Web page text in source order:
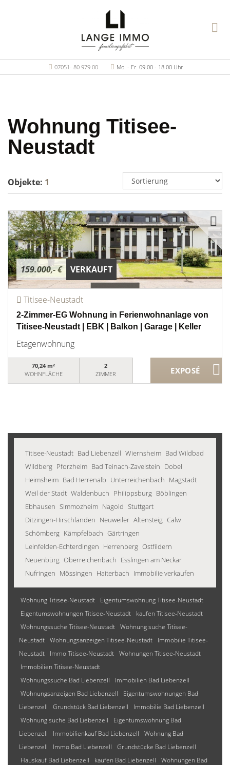
07051- 80 979 00 Mo. - Fr. 09.00 - 18.00 Uhr
Wohnung Titisee-
Neustadt
Objekte: 1
159.000,- € VERKAUFT
Titisee-Neustadt
2-Zimmer-EG Wohnung in Ferienwohnanlage von
Titisee-Neustadt | EBK | Balkon | Garage | Keller
Etagenwohnung
70,24 m²
WOHNFLÄCHE
2
ZIMMER
Titisee-Neustadt Bad Liebenzell Wiernsheim Bad Wildbad
Wildberg Pforzheim Bad Teinach-Zavelstein Dobel
Heimsheim Bad Herrenalb Unterreichenbach Magstadt
Weil der Stadt Waldenbuch Philippsburg Böblingen
Ebhausen Simmozheim Nagold Stuttgart
Ditzingen-Hirschlanden Neuweiler Altensteig Calw
Schömberg Kämpfelbach Gärtringen
Leinfelden-Echterdingen Herrenberg Ostfildern
Neuenbürg Oberreichenbach Esslingen am Neckar
Nufringen Mössingen Haiterbach Immobilie verkaufen
Wohnung Titisee-Neustadt
Eigentumswohnung Titisee-Neustadt
Eigentumswohnungen Titisee-Neustadt
kaufen Titisee-Neustadt
Wohnungssuche Titisee-Neustadt Wohnung suche Titisee-
Neustadt Wohnungsanzeigen Titisee-Neustadt
Immobilie Titisee-
Neustadt
Immo Titisee-Neustadt Wohnungen Titisee-Neustadt
Immobilien Titisee-Neustadt
Wohnungssuche Bad Liebenzell
Immobilien Bad Liebenzell
Wohnungsanzeigen Bad Liebenzell
Eigentumswohnungen Bad
Liebenzell
Grundstück Bad Liebenzell
Immobilie Bad Liebenzell
Wohnung suche Bad Liebenzell
Eigentumswohnung Bad
Liebenzell
Immobilienkauf Bad Liebenzell
Wohnung Bad
Liebenzell
Immo Bad Liebenzell
Grundstücke Bad Liebenzell
Hauskauf Bad Liebenzell
kaufen Bad Liebenzell
Wohnungen Bad